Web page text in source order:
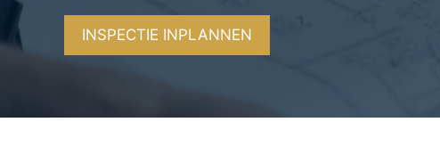
INSPECTIE INPLANNEN